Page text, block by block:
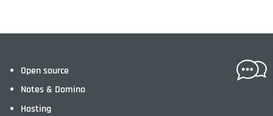
Open source
Notes & Domino
Hosting